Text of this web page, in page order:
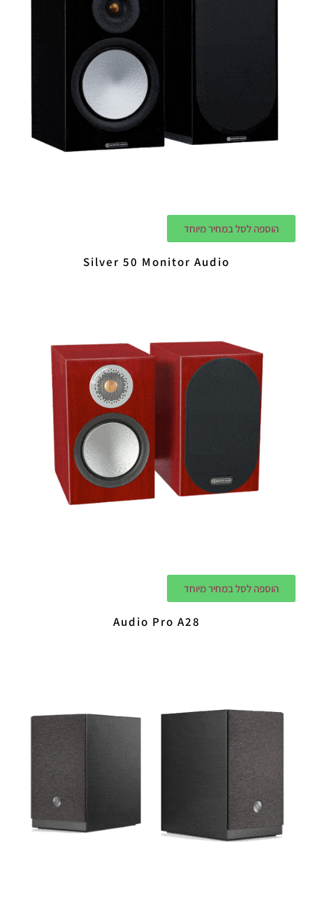
הוספה לסל במחיר מיוחד
Silver 50 Monitor Audio
הוספה לסל במחיר מיוחד
Audio Pro A28